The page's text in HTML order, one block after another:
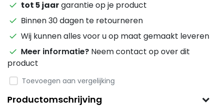
tot 5 jaargarantie op je product
Binnen 30 dagen te retourneren
Wij kunnen alles voor u op maat gemaakt leveren
Meer informatie? Neem contact op over dit
product
Toevoegen aan vergelijking
Productomschrijving